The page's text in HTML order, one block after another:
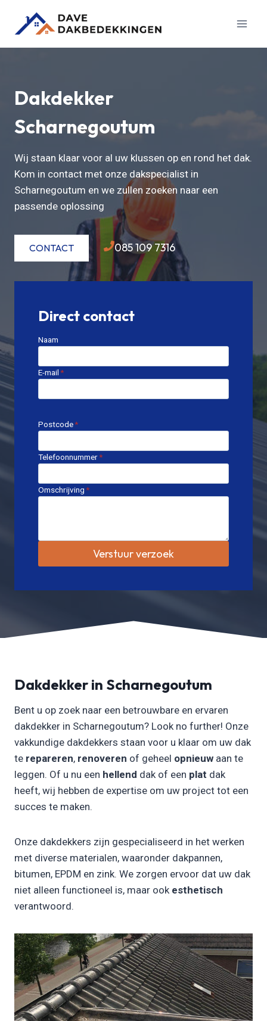
Dakdekker
Scharnegoutum
Wij staan klaar voor al uw klussen op en rond het dak.
Kom in contact met onze dakspecialist in
Scharnegoutum en we zullen zoeken naar een
passende oplossing
CONTACT 085 109 7316
Direct contact
Naam
E-mail*
Postcode*
Telefoonnummer*
Omschrijving*
Verstuur verzoek
Dakdekker in Scharnegoutum
Bent u op zoek naar een betrouwbare en ervaren
dakdekker in Scharnegoutum? Look no further! Onze
vakkundige dakdekkers staan voor u klaar om uw dak
te repareren, renoveren of geheel opnieuw aan te
leggen. Of u nu een hellend dak of een plat dak
heeft, wij hebben de expertise om uw project tot een
succes te maken.
Onze dakdekkers zijn gespecialiseerd in het werken
met diverse materialen, waaronder dakpannen,
bitumen, EPDM en zink. We zorgen ervoor dat uw dak
niet alleen functioneel is, maar ook esthetisch
verantwoord.